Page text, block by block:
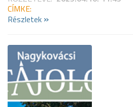
CÍMKE:
Részletek »